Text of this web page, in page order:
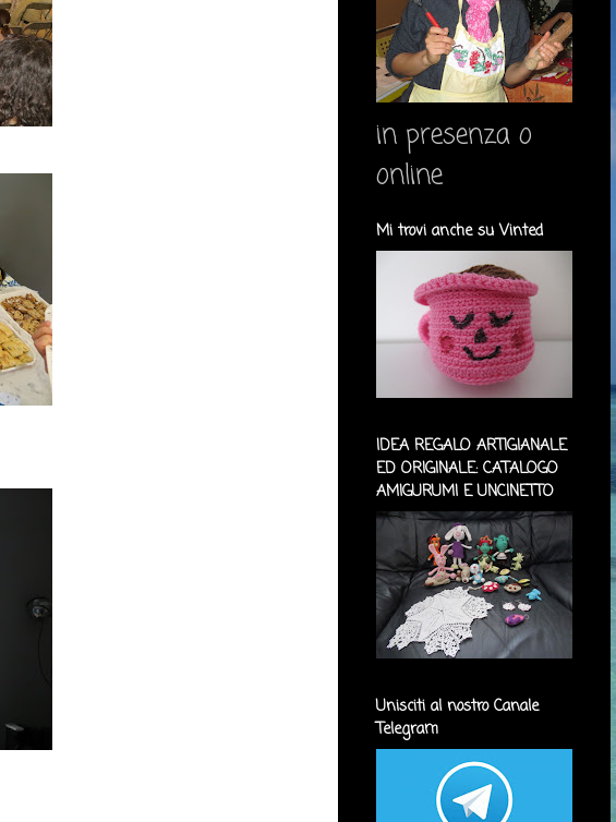
in presenza o
online
Mi trovi anche su Vinted
IDEA REGALO ARTIGIANALE
ED ORIGINALE: CATALOGO
AMIGURUMI E UNCINETTO
Unisciti al nostro Canale
Telegram